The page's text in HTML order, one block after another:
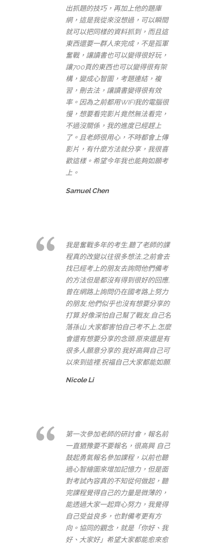
出抓題的技巧，再加上他的題庫
網，這是我從來沒想過，可以瞬間
就可以把同樣的資料抓到，而且這
東西還要一群人來完成，不是孤軍
奮戰，讓讀書也可以變得很好玩，
讓700頁的東西也可以變得很有架
構，變成心智圖，考題連結，複
習，刪去法，讓讀書變得很有效
率。因為之前都用WIFI我的電腦很
慢，想要看完影片竟然無法看完，
不過沒關係，我的進度已經趕上
了。且老師很用心，不時都會上傳
影片，有什麼方法就分享，我很喜
歡這樣。希望今年我也能夠如願考
上。
Samuel Chen
我是奮戰多年的考生,聽了老師的課
程真的改變以往很多想法,之前會去
找已經考上的朋友去詢問他們備考
的方法但是都沒有得到很好的回應,
曾在網路上詢問仍在國考路上努力
的朋友,他們似乎也沒有想要分享的
打算,好像深怕自己幫了戰友,自己名
落孫山.大家都害怕自己考不上,怎麼
會還有想要分享的念頭.原來還是有
很多人願意分享的.我好高興自己可
以來到這裡,祝福自己大家都能如願.
Nicole Li
第一次參加老師的研討會，報名前
一直猶豫要不要報名，很高興 自己
鼓起勇氣報名參加課程，以前也聽
過心智繪圖來增加記憶力，但是面
對考試內容真的不知從何做起，聽
完課程覺得自己的力量是微薄的，
能透過大家一起齊心努力，我覺得
自己受益良多，也對備考更有方
向。協同的觀念，就是「你好、我
好、大家好」希望大家都能愈來愈